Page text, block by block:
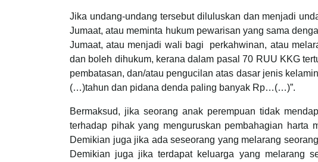
Jika undang-undang tersebut diluluskan dan menjadi
Jumaat, atau meminta hukum pewarisan yang sama
Jumaat, atau menjadi wali bagi perkahwinan, atau
dan boleh dihukum, kerana dalam pasal 70 RUU KKG
pembatasan, dan/atau pengucilan atas dasar jenis
(…)tahun dan pidana denda paling banyak Rp…(…)”.
Bermaksud, jika seorang anak perempuan tidak
terhadap pihak yang menguruskan pembahagian harta
Demikian juga jika ada seseorang yang melarang
Demikian juga jika terdapat keluarga yang melarang